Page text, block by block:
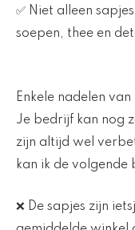
✅ Niet alleen
soepen, thee en
Enkele nadelen
Je bedrijf kan nog
zijn altijd wel
kan ik de volgende
❌ De sapjes zijn